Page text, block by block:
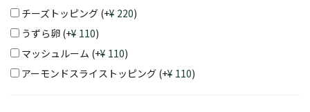
チーズトッピング (+ 220)
うずら卵 (+ 110)
マッシュルーム (+ 110)
アーモンドスライストッピング (+ 110)